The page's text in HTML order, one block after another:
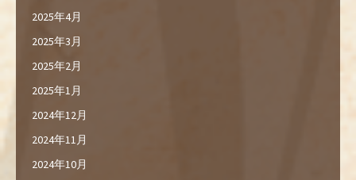
2025年4月
2025年3月
2025年2月
2025年1月
2024年12月
2024年11月
2024年10月